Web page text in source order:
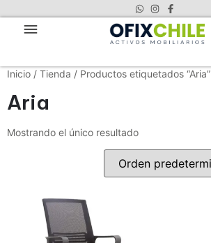
Inicio / Tienda / Productos etiquetados “Aria”
Aria
Mostrando el único resultado